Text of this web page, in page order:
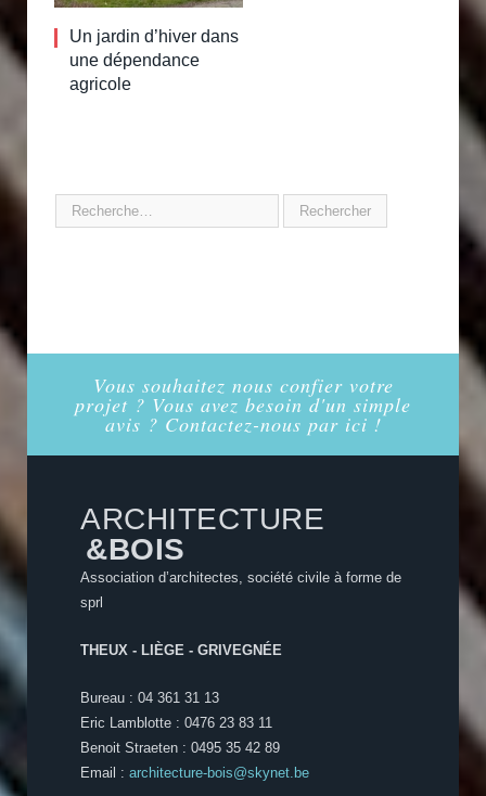
Un jardin d’hiver dans
une dépendance
agricole
Vous souhaitez nous confier votre
projet ? Vous avez besoin d'un simple
avis ? Contactez-nous par ici !
ARCHITECTURE
&BOIS
Association d’architectes, société civile à forme de
sprl
THEUX - LIÈGE - GRIVEGNÉE
Bureau : 04 361 31 13
Eric Lamblotte : 0476 23 83 11
Benoit Straeten : 0495 35 42 89
Email : architecture-bois@skynet.be